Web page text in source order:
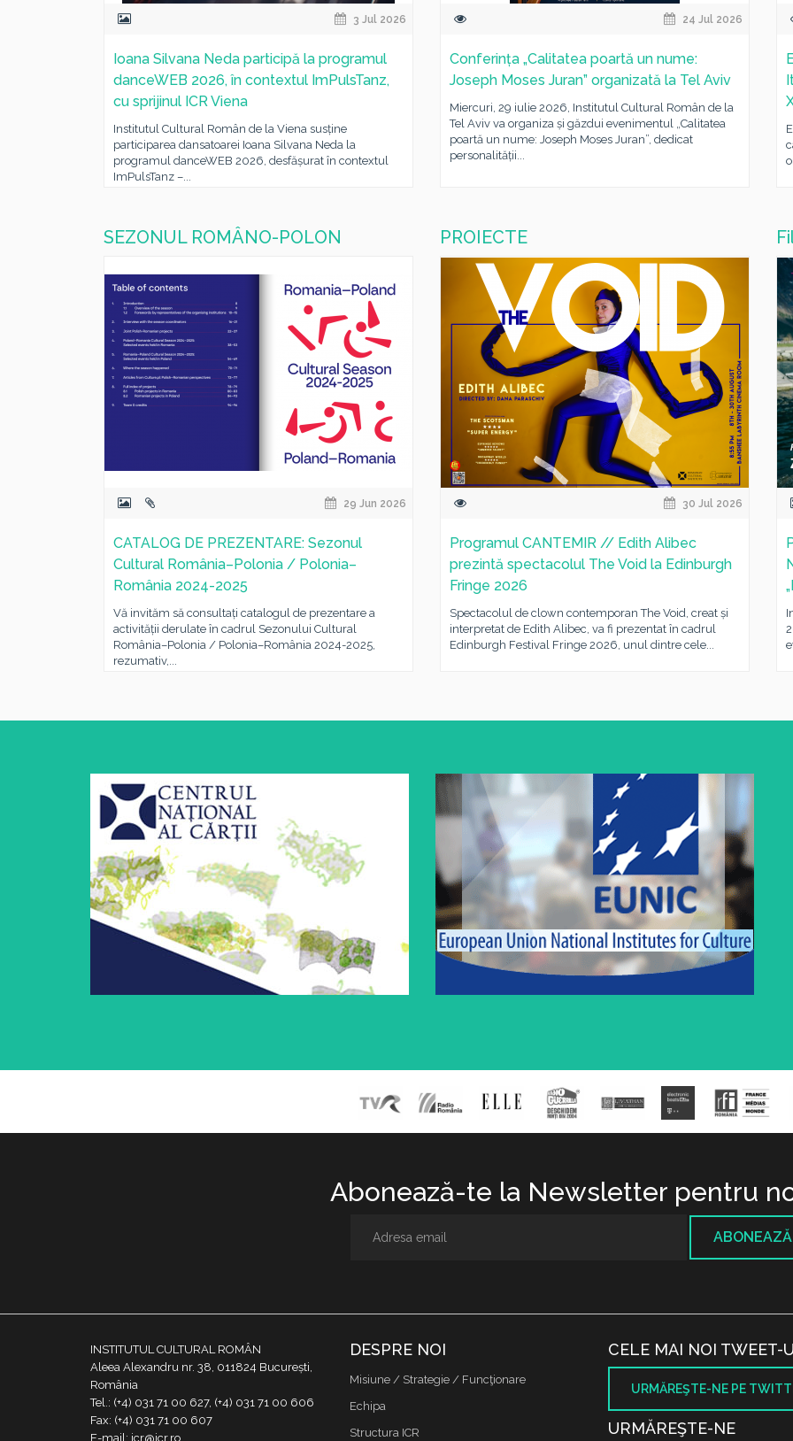
3 Jul 2026
Ioana Silvana Neda participă la programul
danceWEB 2026, în contextul ImPulsTanz,
cu sprijinul ICR Viena
Institutul Cultural Român de la Viena susține
participarea dansatoarei Ioana Silvana Neda la
programul danceWEB 2026, desfășurat în contextul
ImPulsTanz –...
24 Jul 2026
Conferința „Calitatea poartă un nume:
Joseph Moses Juran” organizată la Tel Aviv
Miercuri, 29 iulie 2026, Institutul Cultural Român de la
Tel Aviv va organiza și găzdui evenimentul „Calitatea
poartă un nume: Joseph Moses Juran”, dedicat
personalității...
SEZONUL ROMÂNO-POLON
29 Jun 2026
CATALOG DE PREZENTARE: Sezonul
Cultural România–Polonia / Polonia–
România 2024-2025
Vă invităm să consultați catalogul de prezentare a
activității derulate în cadrul Sezonului Cultural
România–Polonia / Polonia–România 2024-2025,
rezumativ,...
PROIECTE
30 Jul 2026
Programul CANTEMIR // Edith Alibec
prezintă spectacolul The Void la Edinburgh
Fringe 2026
Spectacolul de clown contemporan The Void, creat și
interpretat de Edith Alibec, va fi prezentat în cadrul
Edinburgh Festival Fringe 2026, unul dintre cele...
Abonează-te la Newsletter pentru
INSTITUTUL CULTURAL ROMÂN
Aleea Alexandru nr. 38, 011824 București,
România
Tel.: (+4) 031 71 00 627, (+4) 031 71 00 606
Fax: (+4) 031 71 00 607
E-mail: icr@icr.ro
DESPRE NOI
Misiune / Strategie / Funcţionare
Echipa
Structura ICR
CELE MAI NOI TWEET-
URMĂREŞTE-NE PE
URMĂREŞTE-NE